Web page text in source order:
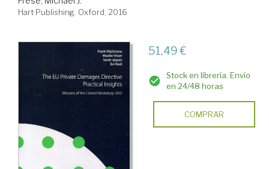
Hart Publishing. Oxford, 2016
51,49 €
Stock en librería. Envío
en 24/48 horas
COMPRAR